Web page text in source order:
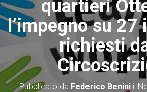
quartieri
l’impegno su
richiesti
Pubblicato da Federico Beniniil